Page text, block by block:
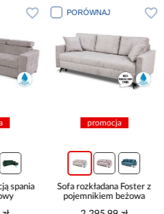
PORÓWNAJ
Sofa rozkładana Foster z
pojemnikiem beżowa
Narożnik